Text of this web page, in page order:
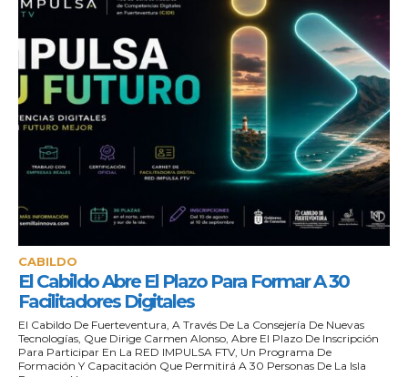
CABILDO
El Cabildo Abre El Plazo Para Formar A 30
Facilitadores Digitales
El Cabildo De Fuerteventura, A Través De La Consejería De Nuevas
Tecnologías, Que Dirige Carmen Alonso, Abre El Plazo De Inscripción
Para Participar En La RED IMPULSA FTV, Un Programa De
Formación Y Capacitación Que Permitirá A 30 Personas De La Isla